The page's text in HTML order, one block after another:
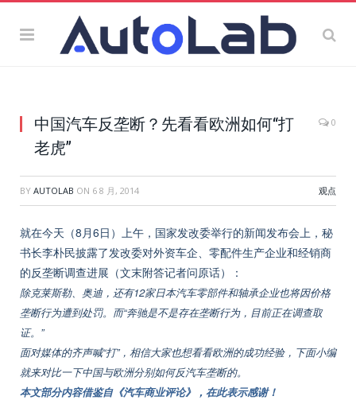
中国汽车反垄断？先看看欧洲如何“打
老虎”
0
BY AUTOLAB ON 6 8 月, 2014 观点
就在今天（8月6日）上午，国家发改委举行的新闻发布会上，秘
书长李朴民披露了发改委对外资车企、零配件生产企业和经销商
的反垄断调查进展（文末附答记者问原话）：
除克莱斯勒、奥迪，还有12家日本汽车零部件和轴承企业也将因价格
垄断行为遭到处罚。而“奔驰是不是存在垄断行为，目前正在调查取
证。”
面对媒体的齐声喊“打”，相信大家也想看看欧洲的成功经验，下面小编
就来对比一下中国与欧洲分别如何反汽车垄断的。
本文部分内容借鉴自《汽车商业评论》，在此表示感谢！